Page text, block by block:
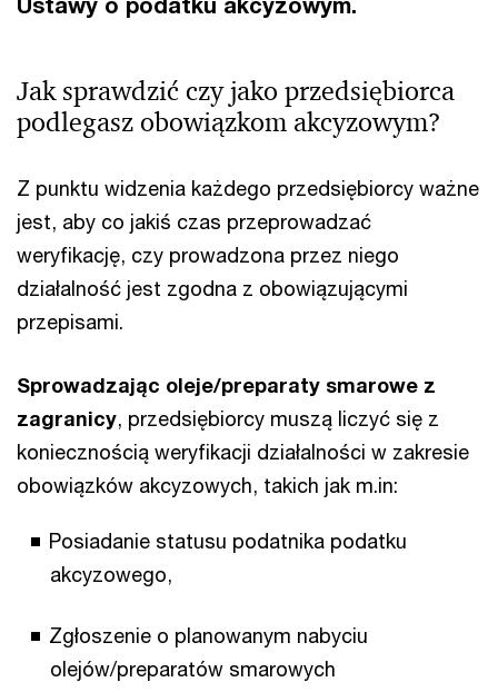
Jak sprawdzić czy jako przedsiębiorca
podlegasz obowiązkom akcyzowym?
Z punktu widzenia każdego przedsiębiorcy ważne
jest, aby co jakiś czas przeprowadzać
weryfikację, czy prowadzona przez niego
działalność jest zgodna z obowiązującymi
przepisami.
Sprowadzając oleje/preparaty smarowe z
zagranicy, przedsiębiorcy muszą liczyć się z
koniecznością weryfikacji działalności w zakresie
obowiązków akcyzowych, takich jak m.in:
Posiadanie statusu podatnika podatku
akcyzowego,
Zgłoszenie o planowanym nabyciu
olejów/preparatów smarowych